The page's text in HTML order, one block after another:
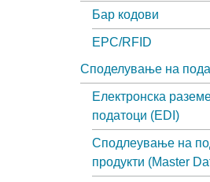
Бар кодови
EPC/RFID
Споделување на
Електронска
податоци (EDI)
Сподлеување на
продукти (Master